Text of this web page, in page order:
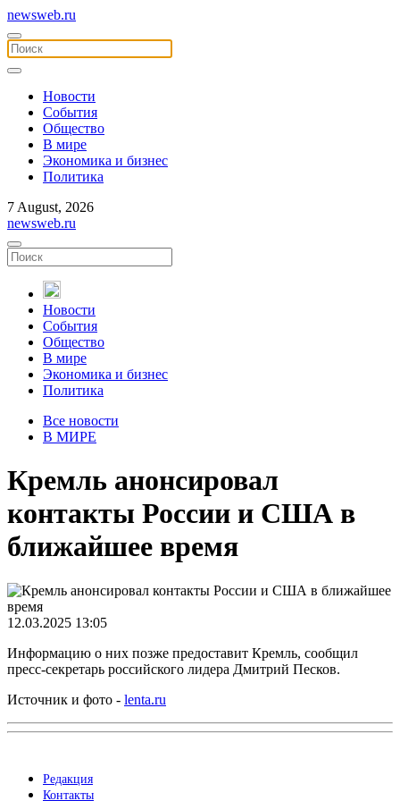
newsweb.ru
Новости
События
Общество
В мире
Экономика и бизнес
Политика
7 August, 2026
newsweb.ru
Новости
События
Общество
В мире
Экономика и бизнес
Политика
Все новости
В МИРЕ
Кремль анонсировал
контакты России и США в
ближайшее время
12.03.2025 13:05
Информацию о них позже предоставит Кремль, сообщил
пресс-секретарь российского лидера Дмитрий Песков.
Источник и фото - lenta.ru
Редакция
Контакты